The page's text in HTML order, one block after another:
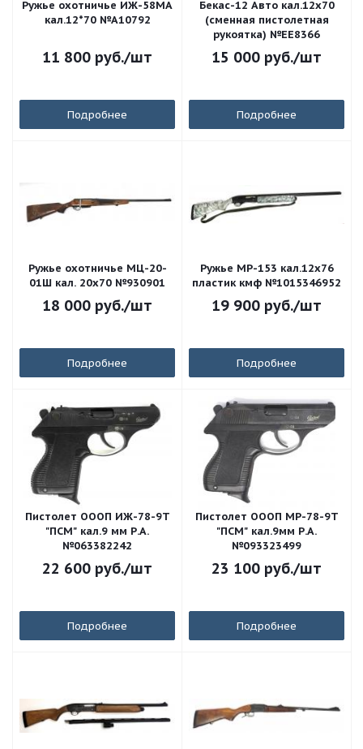
Ружье охотничье ИЖ-58МА
кал.12*70 №А10792
11 800 руб./шт
Подробнее
Бекас-12 Авто кал.12х70
(сменная пистолетная
рукоятка) №ЕЕ8366
15 000 руб./шт
Подробнее
Ружье охотничье МЦ-20-
01Ш кал. 20х70 №930901
18 000 руб./шт
Подробнее
Ружье МР-153 кал.12х76
пластик кмф №1015346952
19 900 руб./шт
Подробнее
Пистолет ОООП ИЖ-78-9Т
"ПСМ" кал.9 мм Р.А.
№063382242
22 600 руб./шт
Подробнее
Пистолет ОООП МР-78-9Т
"ПСМ" кал.9мм Р.А.
№093323499
23 100 руб./шт
Подробнее